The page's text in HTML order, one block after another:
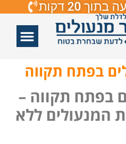
20 דקות
בפתח תקווה
בפתח תקווה –
המנעולים ללא